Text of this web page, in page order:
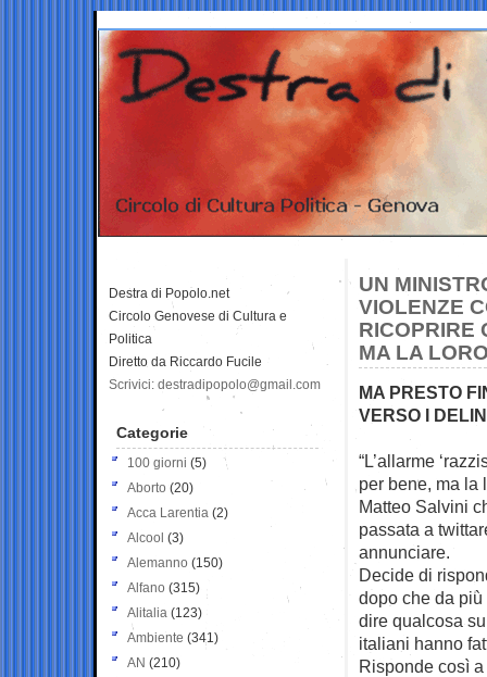
UN
VIOLENZE
RICOPRIRE
MA LA
MA PRESTO
VERSO I
“L’allarme
per bene, ma la
Matteo Salvini
passata a
annunciare.
Decide di
dopo che da
dire qualcosa
italiani hanno
Risponde così
Destra di Popolo.net
Circolo Genovese di Cultura e
Politica
Diretto da Riccardo Fucile
Scrivici: destradipopolo@gmail.com
Categorie
100 giorni (5)
Aborto (20)
Acca Larentia (2)
Alcool (3)
Alemanno (150)
Alfano (315)
Alitalia (123)
Ambiente (341)
AN (210)